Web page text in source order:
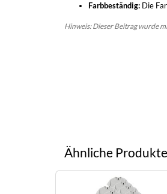
Farbbeständig: Die
Hinweis: Dieser Beitrag wurde
Ähnliche Produkte